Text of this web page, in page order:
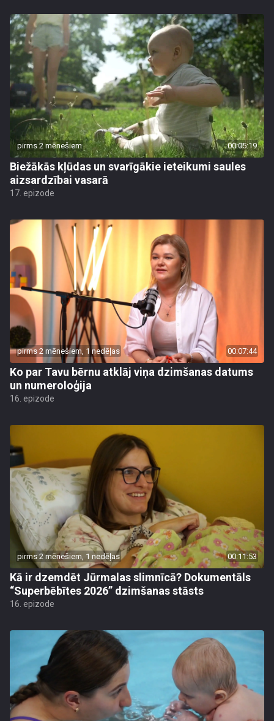
pirms 2 mēnešiem 00:05:19
Biežākās kļūdas un svarīgākie ieteikumi saules
aizsardzībai vasarā
17. epizode
pirms 2 mēnešiem, 1 nedēļas 00:07:44
Ko par Tavu bērnu atklāj viņa dzimšanas datums
un numeroloģija
16. epizode
pirms 2 mēnešiem, 1 nedēļas 00:11:53
Kā ir dzemdēt Jūrmalas slimnīcā? Dokumentāls
“Superbēbītes 2026” dzimšanas stāsts
16. epizode